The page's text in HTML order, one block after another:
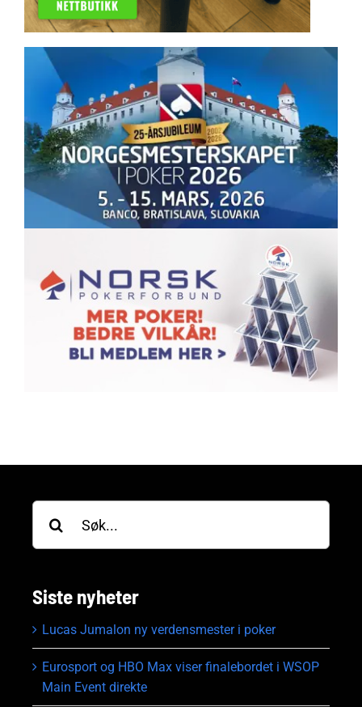
etter:
Siste nyheter
Lucas Jumalon ny verdensmester i poker
Eurosport og HBO Max viser finalebordet i WSOP
Main Event direkte